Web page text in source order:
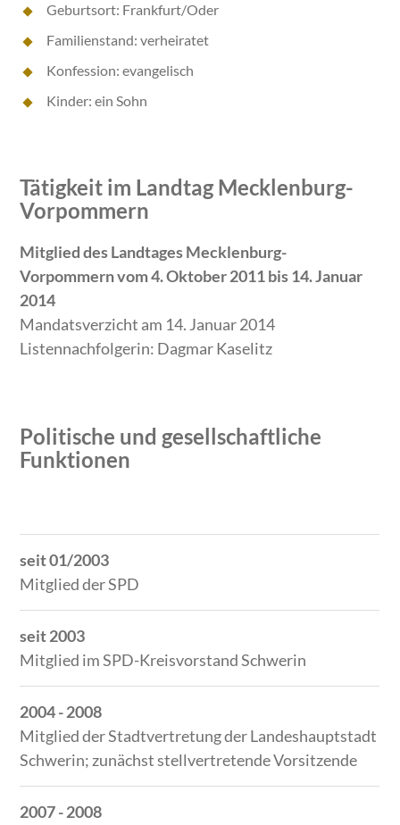
Geburtsort: Frankfurt/Oder
Familienstand: verheiratet
Konfession: evangelisch
Kinder: ein Sohn
Tätigkeit im Landtag Mecklenburg-
Vorpommern
Mitglied des Landtages Mecklenburg-
Vorpommern vom 4. Oktober 2011 bis 14. Januar
2014
Mandatsverzicht am 14. Januar 2014
Listennachfolgerin: Dagmar Kaselitz
Politische und gesellschaftliche
Funktionen
Zeitraum
Tätigkeit
seit 01/2003
Mitglied der SPD
seit 2003
Mitglied im SPD-Kreisvorstand Schwerin
2004 - 2008
Mitglied der Stadtvertretung der Landeshauptstadt
Schwerin; zunächst stellvertretende Vorsitzende
2007 - 2008